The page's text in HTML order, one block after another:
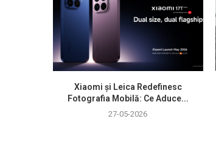
Xiaomi și Leica Redefinesc
Fotografia Mobilă: Ce Aduce...
27-05-2026